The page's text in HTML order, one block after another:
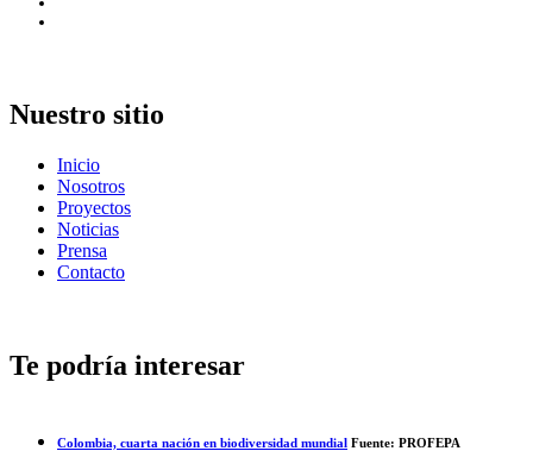
Nuestro sitio
Inicio
Nosotros
Proyectos
Noticias
Prensa
Contacto
Te podría interesar
Colombia, cuarta nación en biodiversidad mundial Fuente: PROFEPA